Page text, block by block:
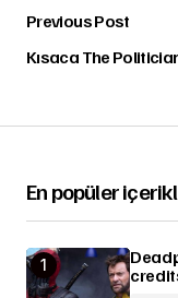
Previous Post
Kısaca The
En popüler